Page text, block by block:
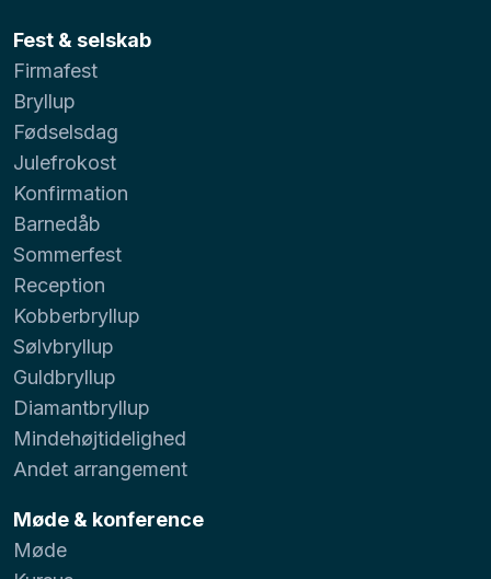
Fest & selskab
Firmafest
Bryllup
Fødselsdag
Julefrokost
Konfirmation
Barnedåb
Sommerfest
Reception
Kobberbryllup
Sølvbryllup
Guldbryllup
Diamantbryllup
Mindehøjtidelighed
Andet arrangement
Møde & konference
Møde